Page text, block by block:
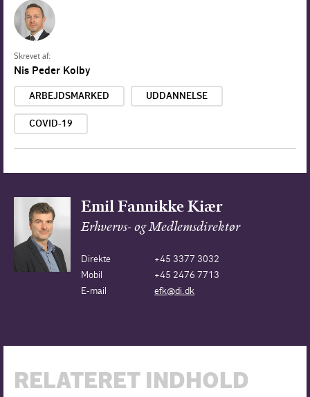
Skrevet af:
Nis Peder Kolby
ARBEJDSMARKED UDDANNELSE
COVID-19
Emil Fannikke Kiær
Erhvervs- og Medlemsdirektør
Direkte
+45 3377 3032
Mobil
+45 2476 7713
E-mail
efk@di.dk
RELATERET INDHOLD